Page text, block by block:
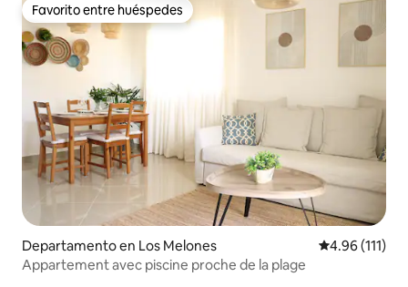
Favorito entre huéspedes
Favorito entre huéspedes
Departamento en Los Melones Calificación
4.96 (111)
Appartement avec piscine proche de la plage